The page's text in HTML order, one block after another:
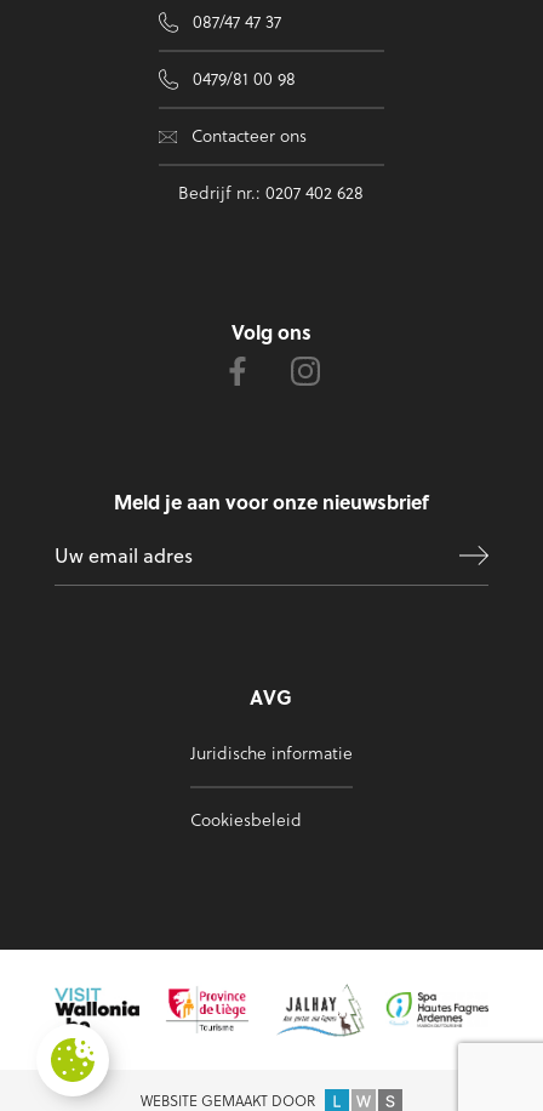
087/47 47 37
0479/81 00 98
Contacteer ons
Bedrijf nr.: 0207 402 628
Volg ons
Meld je aan voor onze nieuwsbrief
AVG
Juridische informatie
Cookiesbeleid
WEBSITE GEMAAKT DOOR